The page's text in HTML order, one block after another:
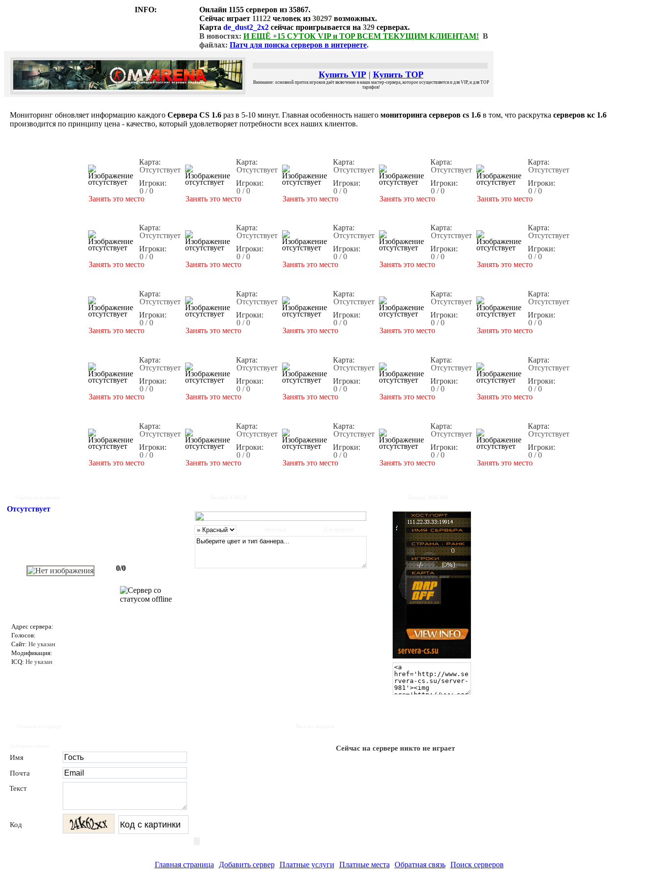
INFO: Онлайн 1155 серверов из 35867.
Сейчас играет 11122 человек из 30297 возможных.
Карта de_dust2_2x2 сейчас проигрывается на 329 серверах.
В новостях: И ЕЩЁ +15 СУТОК VIP и TOP ВСЕМ ТЕКУЩИМ КЛИЕНТАМ! В
файлах: Патч для поиска серверов в интернете.
Купить VIP| Купить TOP
Внимание: основной приток игроков даёт включение в наши мастер-сервера, которое осуществляется и для VIP, и для TOP
тарифов!
Мониторинг обновляет информацию каждого Сервера CS 1.6 раз в 5-10 минут. Главная особенность нашего мониторинга серверов cs 1.6 в том, что раскрутка серверов кс 1.6
производится по принципу цена - качество, который удовлетворяет потребности всех наших клиентов.
Карта:
Отсутствует
Игроки:
0 / 0
Занять это место
Карта:
Отсутствует
Игроки:
0 / 0
Занять это место
Карта:
Отсутствует
Игроки:
0 / 0
Занять это место
Карта:
Отсутствует
Игроки:
0 / 0
Занять это место
Карта:
Отсутствует
Игроки:
0 / 0
Занять это место
Карта:
Отсутствует
Игроки:
0 / 0
Занять это место
Карта:
Отсутствует
Игроки:
0 / 0
Занять это место
Карта:
Отсутствует
Игроки:
0 / 0
Занять это место
Карта:
Отсутствует
Игроки:
0 / 0
Занять это место
Карта:
Отсутствует
Игроки:
0 / 0
Занять это место
Карта:
Отсутствует
Игроки:
0 / 0
Занять это место
Карта:
Отсутствует
Игроки:
0 / 0
Занять это место
Карта:
Отсутствует
Игроки:
0 / 0
Занять это место
Карта:
Отсутствует
Игроки:
0 / 0
Занять это место
Карта:
Отсутствует
Игроки:
0 / 0
Занять это место
Карта:
Отсутствует
Игроки:
0 / 0
Занять это место
Карта:
Отсутствует
Игроки:
0 / 0
Занять это место
Карта:
Отсутствует
Игроки:
0 / 0
Занять это место
Карта:
Отсутствует
Игроки:
0 / 0
Занять это место
Карта:
Отсутствует
Игроки:
0 / 0
Занять это место
Карта:
Отсутствует
Игроки:
0 / 0
Занять это место
Карта:
Отсутствует
Игроки:
0 / 0
Занять это место
Карта:
Отсутствует
Игроки:
0 / 0
Занять это место
Карта:
Отсутствует
Игроки:
0 / 0
Занять это место
Карта:
Отсутствует
Игроки:
0 / 0
Занять это место
Отсутствует
0/0
Адрес сервера:
Голосов:
Сайт: Не указан
Модификация:
ICQ: Не указан
Имя
Почта
Текст
Код
Сейчас на сервере никто не играет
Главная страница Добавить сервер Платные услуги Платные места Обратная связь Поиск серверов